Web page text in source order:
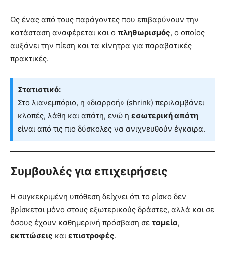
Ως ένας από τους παράγοντες που επιβαρύνουν την
κατάσταση αναφέρεται και ο πληθωρισμός, ο οποίος
αυξάνει την πίεση και τα κίνητρα για παραβατικές
πρακτικές.
Στατιστικό:
Στο λιανεμπόριο, η «διαρροή» (shrink) περιλαμβάνει
κλοπές, λάθη και απάτη, ενώ η εσωτερική απάτη
είναι από τις πιο δύσκολες να ανιχνευθούν έγκαιρα.
Συμβουλές για επιχειρήσεις
Η συγκεκριμένη υπόθεση δείχνει ότι το ρίσκο δεν
βρίσκεται μόνο στους εξωτερικούς δράστες, αλλά και σε
όσους έχουν καθημερινή πρόσβαση σε ταμεία,
εκπτώσεις και επιστροφές.